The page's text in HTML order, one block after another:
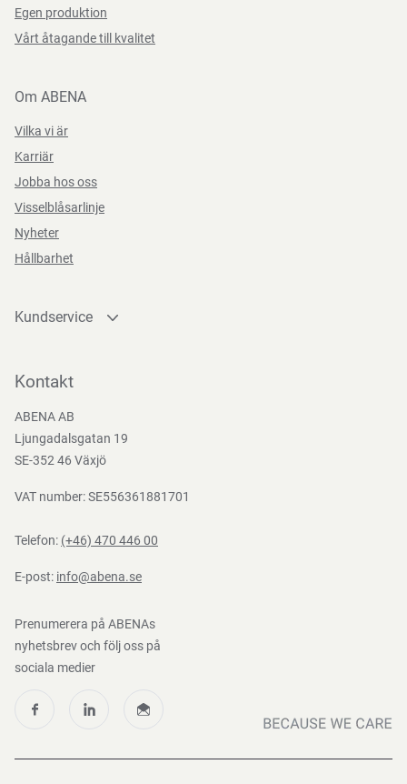
Egen produktion
Vårt åtagande till kvalitet
Om ABENA
Vilka vi är
Karriär
Jobba hos oss
Visselblåsarlinje
Nyheter
Hållbarhet
Kundservice
Bli kund
Nedladdningar
Kontakt
ABENA AB
Ljungadalsgatan 19
SE-352 46 Växjö
VAT number: SE556361881701
Telefon: (+46) 470 446 00
E-post: info@abena.se
Prenumerera på ABENAs
nyhetsbrev och följ oss på
sociala medier